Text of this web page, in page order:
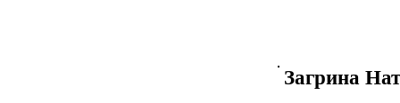
Загрина